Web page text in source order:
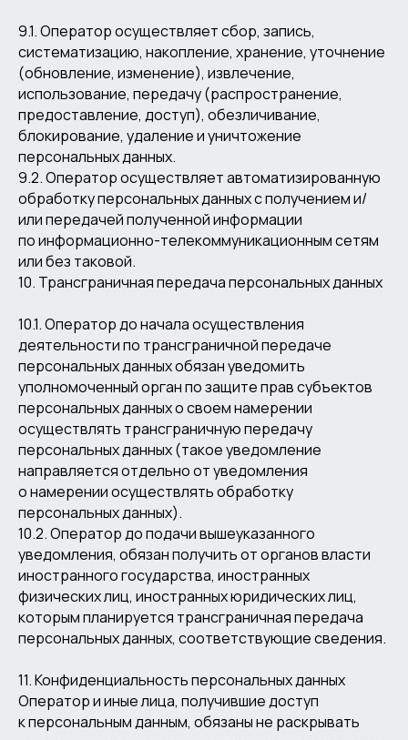
9.1. Оператор осуществляет сбор, запись,
систематизацию, накопление, хранение, уточнение
(обновление, изменение), извлечение,
использование, передачу (распространение,
предоставление, доступ), обезличивание,
блокирование, удаление и уничтожение
персональных данных.
9.2. Оператор осуществляет автоматизированную
обработку персональных данных с получением и/
или передачей полученной информации
по информационно-телекоммуникационным сетям
или без таковой.
10. Трансграничная передача персональных данных
10.1. Оператор до начала осуществления
деятельности по трансграничной передаче
персональных данных обязан уведомить
уполномоченный орган по защите прав субъектов
персональных данных о своем намерении
осуществлять трансграничную передачу
персональных данных (такое уведомление
направляется отдельно от уведомления
о намерении осуществлять обработку
персональных данных).
10.2. Оператор до подачи вышеуказанного
уведомления, обязан получить от органов власти
иностранного государства, иностранных
физических лиц, иностранных юридических лиц,
которым планируется трансграничная передача
персональных данных, соответствующие сведения.
11. Конфиденциальность персональных данных
Оператор и иные лица, получившие доступ
к персональным данным, обязаны не раскрывать